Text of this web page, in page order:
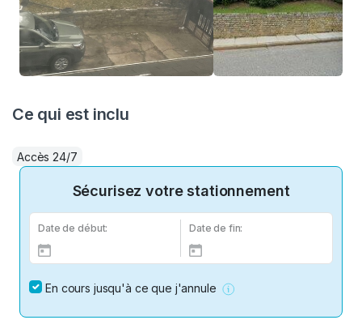
Ce qui est inclu
Accès 24/7
Sécurisez votre stationnement
Date de début: Date de fin:
En cours jusqu'à ce que j'annule